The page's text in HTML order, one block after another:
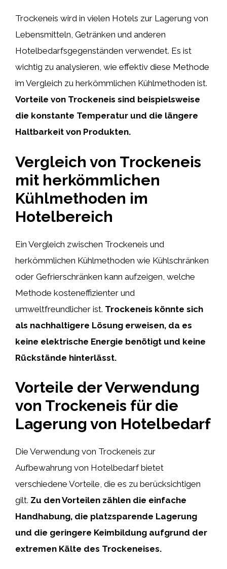
Trockeneis wird in vielen Hotels zur Lagerung von
Lebensmitteln, Getränken und anderen
Hotelbedarfsgegenständen verwendet. Es ist
wichtig zu analysieren, wie effektiv diese Methode
im Vergleich zu herkömmlichen Kühlmethoden ist.
Vorteile von Trockeneis sind beispielsweise
die konstante Temperatur und die längere
Haltbarkeit von Produkten.
Vergleich von Trockeneis
mit herkömmlichen
Kühlmethoden im
Hotelbereich
Ein Vergleich zwischen Trockeneis und
herkömmlichen Kühlmethoden wie Kühlschränken
oder Gefrierschränken kann aufzeigen, welche
Methode kosteneffizienter und
umweltfreundlicher ist. Trockeneis könnte sich
als nachhaltigere Lösung erweisen, da es
keine elektrische Energie benötigt und keine
Rückstände hinterlässt.
Vorteile der Verwendung
von Trockeneis für die
Lagerung von Hotelbedarf
Die Verwendung von Trockeneis zur
Aufbewahrung von Hotelbedarf bietet
verschiedene Vorteile, die es zu berücksichtigen
gilt. Zu den Vorteilen zählen die einfache
Handhabung, die platzsparende Lagerung
und die geringere Keimbildung aufgrund der
extremen Kälte des Trockeneises.